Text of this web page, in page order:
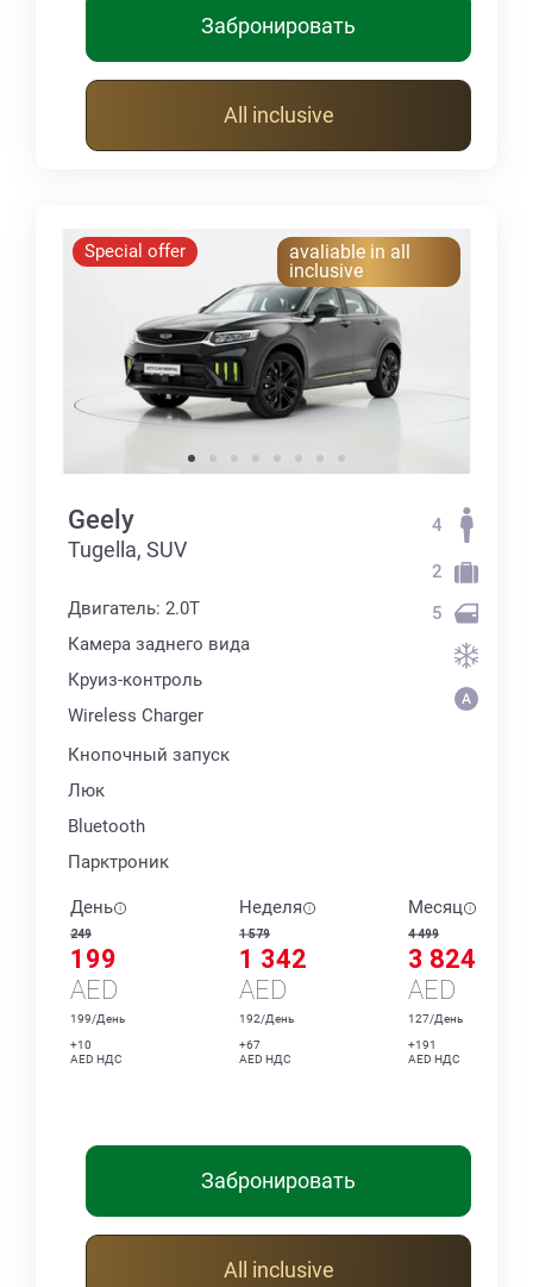
Забронировать
All inclusive
Special offer
avaliable in all
inclusive
Geely
Tugella, SUV
Двигатель: 2.0T
Камера заднего вида
Круиз-контроль
Wireless Charger
Кнопочный запуск
Люк
Bluetooth
Парктроник
4
2
5
День
249
199
AED
199/День
+10
AED НДС
Неделя
1 579
1 342
AED
192/День
+67
AED НДС
Месяц
4 499
3 824
AED
127/День
+191
AED НДС
Забронировать
All inclusive